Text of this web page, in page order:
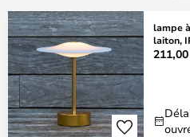
lampe
laiton,